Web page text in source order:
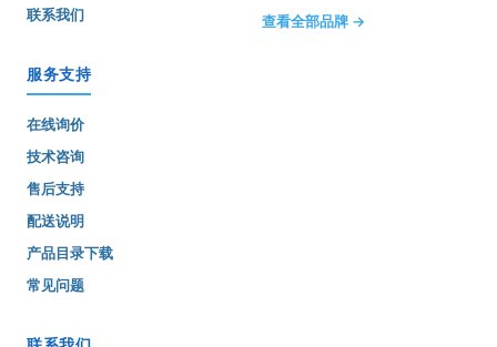
联系我们
查看全部品牌 →
服务支持
在线询价
技术咨询
售后支持
配送说明
产品目录下载
常见问题